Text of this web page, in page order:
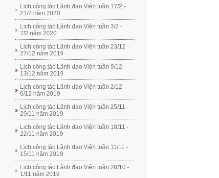
Lịch công tác Lãnh đạo Viện tuần 17/2 -
21/2 năm 2020
Lịch công tác Lãnh đạo Viện tuần 3/2 -
7/2 năm 2020
Lịch công tác Lãnh đạo Viện tuần 23/12 -
27/12 năm 2019
Lịch công tác Lãnh đạo Viện tuần 9/12 -
13/12 năm 2019
Lịch công tác Lãnh đạo Viện tuần 2/12 -
6/12 năm 2019
Lịch công tác Lãnh đạo Viện tuần 25/11 -
29/11 năm 2019
Lịch công tác Lãnh đạo Viện tuần 18/11 -
22/11 năm 2019
Lịch công tác Lãnh đạo Viện tuần 11/11 -
15/11 năm 2019
Lịch công tác Lãnh đạo Viện tuần 28/10 -
1/11 năm 2019